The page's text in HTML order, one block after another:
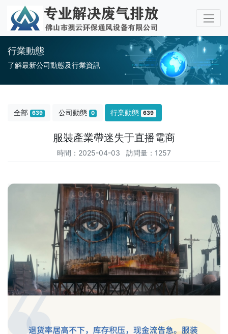
行業動態
了解最新公司動態及行業資訊
全部 639 公司動態 0 行業動態 639
服裝產業帶迷失于直播電商
時間：2025-04-03 訪問量：1257